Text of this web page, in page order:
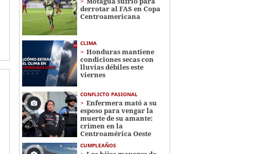
derrotar al FAS en Copa
Centroamericana
CLIMA
Honduras mantiene
condiciones secas con
lluvias débiles este
viernes
CONFLICTO PASIONAL
Enfermera mató a su
esposo para vengar la
muerte de su amante:
crimen en la
Centroamérica Oeste
CUMPLEAÑOS